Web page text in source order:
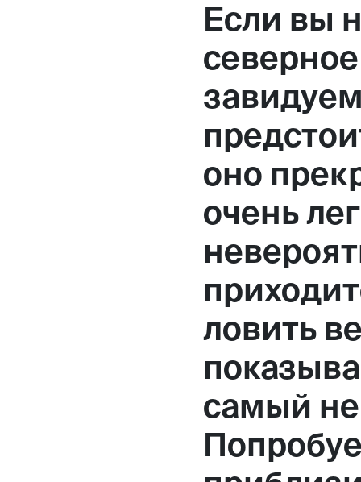
Большая
вход 10, 3 этаж, КП «Дизайн
Если вы
оно
очень
ловить
самый